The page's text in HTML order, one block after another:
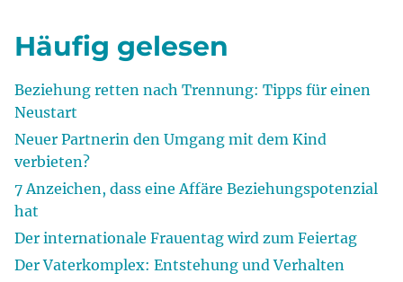
Häufig gelesen
Beziehung retten nach Trennung: Tipps für einen
Neustart
Neuer Partnerin den Umgang mit dem Kind
verbieten?
7 Anzeichen, dass eine Affäre Beziehungspotenzial
hat
Der internationale Frauentag wird zum Feiertag
Der Vaterkomplex: Entstehung und Verhalten